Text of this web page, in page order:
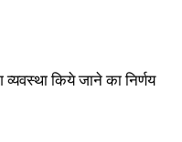
किये जाने का निर्णय